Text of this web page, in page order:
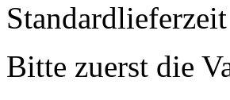
Bitte zuerst die